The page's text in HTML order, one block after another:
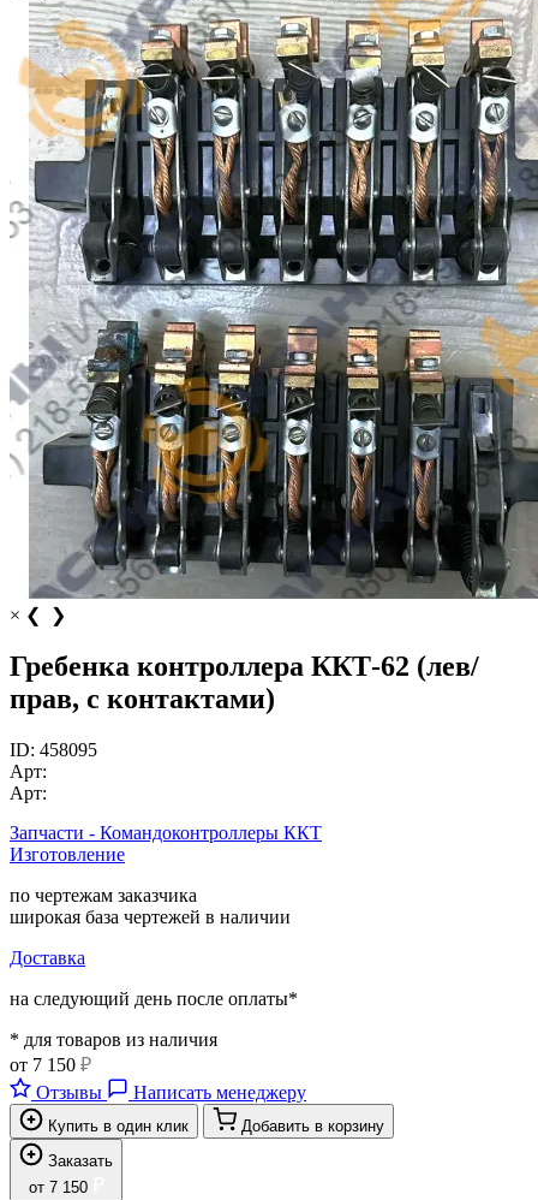
× ❮ ❯
Гребенка контроллера ККТ-62 (лев/
прав, с контактами)
ID: 458095
Арт:
Арт:
Запчасти - Командоконтроллеры ККТ
Изготовление
по чертежам заказчика
широкая база чертежей в наличии
Доставка
на следующий день после оплаты*
* для товаров из наличия
от 7 150 ₽
Отзывы
Написать менеджеру
Купить в один клик
Добавить в корзину
Заказать
от 7 150